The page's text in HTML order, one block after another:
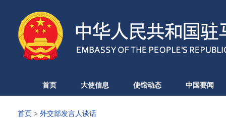
首页 大使信息 使馆动态 中国要闻
首页 > 外交部发言人谈话